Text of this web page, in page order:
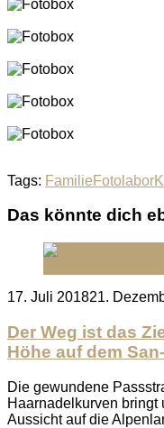
Tags: FamilieFotolabor
Das könnte dich
Posted
17. Juli 201821.
Der Weg ist das
Höhe auf dem
Die gewundene
Haarnadelkurven
Aussicht auf die